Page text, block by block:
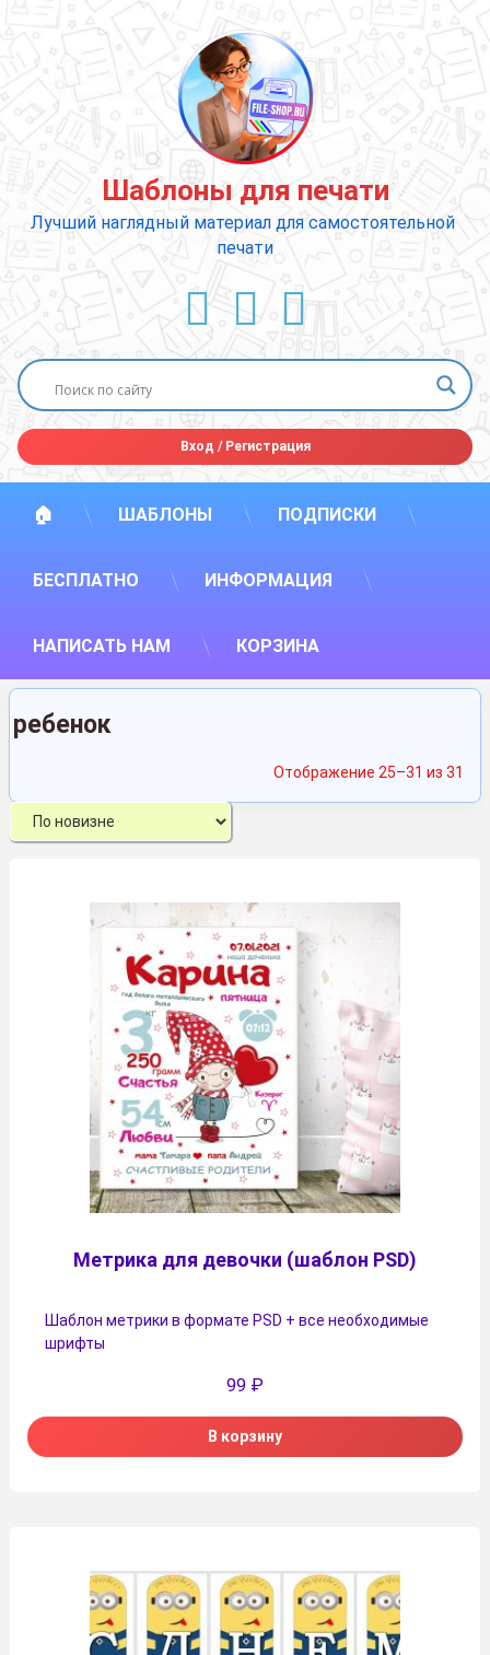
содержимому
Шаблоны для печати
Лучший наглядный материал для самостоятельной
печати
ВКонтакте
YouTube
E-mail
Вход /Регистрация
🏠 ШАБЛОНЫ ПОДПИСКИ
БЕСПЛАТНО ИНФОРМАЦИЯ
НАПИСАТЬ НАМ КОРЗИНА
ребенок
Отображение 25–31 из 31
Метрика для девочки (шаблон PSD)
Шаблон метрики в формате PSD + все необходимые
шрифты
99 ₽
В корзину